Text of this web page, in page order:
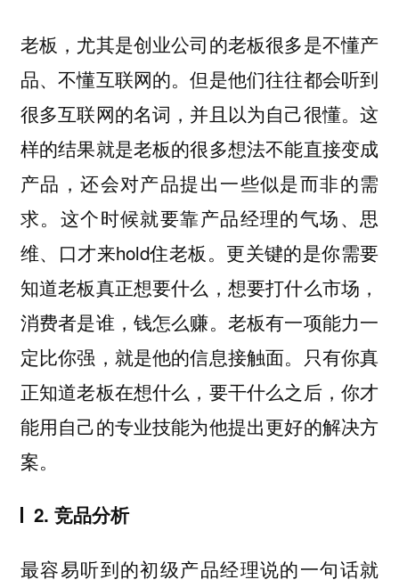
老板，尤其是创业公司的老板很多是不懂产
品、不懂互联网的。但是他们往往都会听到
很多互联网的名词，并且以为自己很懂。这
样的结果就是老板的很多想法不能直接变成
产品，还会对产品提出一些似是而非的需
求。这个时候就要靠产品经理的气场、思
维、口才来hold住老板。更关键的是你需要
知道老板真正想要什么，想要打什么市场，
消费者是谁，钱怎么赚。老板有一项能力一
定比你强，就是他的信息接触面。只有你真
正知道老板在想什么，要干什么之后，你才
能用自己的专业技能为他提出更好的解决方
案。
2. 竞品分析
最容易听到的初级产品经理说的一句话就